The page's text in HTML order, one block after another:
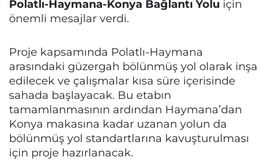
Polatlı-Haymana-Konya Bağlantı Yolu için
önemli mesajlar verdi.
Proje kapsamında Polatlı-Haymana
arasındaki güzergah bölünmüş yol olarak inşa
edilecek ve çalışmalar kısa süre içerisinde
sahada başlayacak. Bu etabın
tamamlanmasının ardından Haymana’dan
Konya makasına kadar uzanan yolun da
bölünmüş yol standartlarına kavuşturulması
için proje hazırlanacak.